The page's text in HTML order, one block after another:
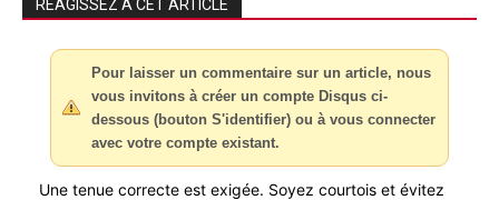
RÉAGISSEZ À CET ARTICLE
Pour laisser un commentaire sur un article, nous
vous invitons à créer un compte Disqus ci-
dessous (bouton S'identifier) ou à vous connecter
avec votre compte existant.
Une tenue correcte est exigée. Soyez courtois et évitez